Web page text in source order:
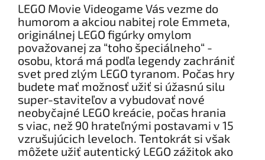
LEGO Movie Videogame Vás vezme do
humorom a akciou nabitej role Emmeta,
originálnej LEGO figúrky omylom
považovanej za “toho špeciálneho“ -
osobu, ktorá má podľa legendy zachrániť
svet pred zlým LEGO tyranom. Počas hry
budete mať možnosť užiť si úžasnú silu
super-staviteľov a vybudovať nové
neobyčajné LEGO kreácie, počas hrania
s viac, než 90 hrateľnými postavami v 15
vzrušujúcich leveloch. Tentokrát si však
môžete užiť autentický LEGO zážitok ako